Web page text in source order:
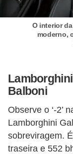
O interior
moderno,
Balboni
Observe o ‘-2’
Lamborghini
sobreviragem.
traseira e 552
t
r
s
e
h
í
b